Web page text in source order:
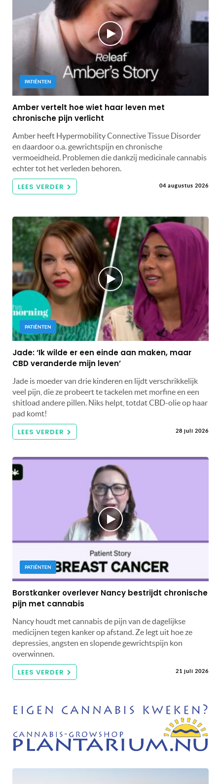
PATIËNTEN
Amber vertelt hoe wiet haar leven met
chronische pijn verlicht
Amber heeft Hypermobility Connective Tissue Disorder
en daardoor o.a. gewrichtspijn en chronische
vermoeidheid. Problemen die dankzij medicinale cannabis
echter tot het verleden behoren.
LEES VERDER 04 augustus 2026
PATIËNTEN
Jade: ‘Ik wilde er een einde aan maken, maar
CBD veranderde mijn leven’
Jade is moeder van drie kinderen en lijdt verschrikkelijk
veel pijn, die ze probeert te tackelen met morfine en een
shitload andere pillen. Niks helpt, totdat CBD-olie op haar
pad komt!
LEES VERDER 28 juli 2026
PATIËNTEN
Borstkanker overlever Nancy bestrijdt chronische
pijn met cannabis
Nancy houdt met cannabis de pijn van de dagelijkse
medicijnen tegen kanker op afstand. Ze legt uit hoe ze
depressies, angsten en slopende gewrichtspijn kon
overwinnen.
LEES VERDER 21 juli 2026